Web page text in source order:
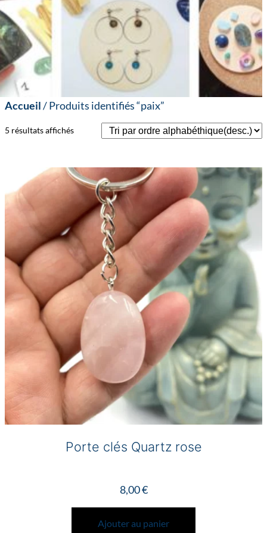
Accueil/ Produits identifiés “paix”
5 résultats affichés
Porte clés Quartz rose
8,00€
Ajouter au panier